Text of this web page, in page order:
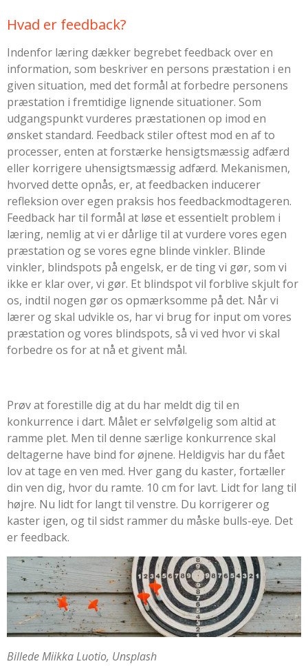
Hvad er feedback?
Indenfor læring dækker begrebet feedback over en
information, som beskriver en persons præstation i en
given situation, med det formål at forbedre personens
præstation i fremtidige lignende situationer. Som
udgangspunkt vurderes præstationen op imod en
ønsket standard. Feedback stiler oftest mod en af to
processer, enten at forstærke hensigtsmæssig adfærd
eller korrigere uhensigtsmæssig adfærd. Mekanismen,
hvorved dette opnås, er, at feedbacken inducerer
refleksion over egen praksis hos feedbackmodtageren.
Feedback har til formål at løse et essentielt problem i
læring, nemlig at vi er dårlige til at vurdere vores egen
præstation og se vores egne blinde vinkler. Blinde
vinkler, blindspots på engelsk, er de ting vi gør, som vi
ikke er klar over, vi gør. Et blindspot vil forblive skjult for
os, indtil nogen gør os opmærksomme på det. Når vi
lærer og skal udvikle os, har vi brug for input om vores
præstation og vores blindspots, så vi ved hvor vi skal
forbedre os for at nå et givent mål.
Prøv at forestille dig at du har meldt dig til en
konkurrence i dart. Målet er selvfølgelig som altid at
ramme plet. Men til denne særlige konkurrence skal
deltagerne have bind for øjnene. Heldigvis har du fået
lov at tage en ven med. Hver gang du kaster, fortæller
din ven dig, hvor du ramte. 10 cm for lavt. Lidt for lang til
højre. Nu lidt for langt til venstre. Du korrigerer og
kaster igen, og til sidst rammer du måske bulls-eye. Det
er feedback.
Billede Miikka Luotio, Unsplash